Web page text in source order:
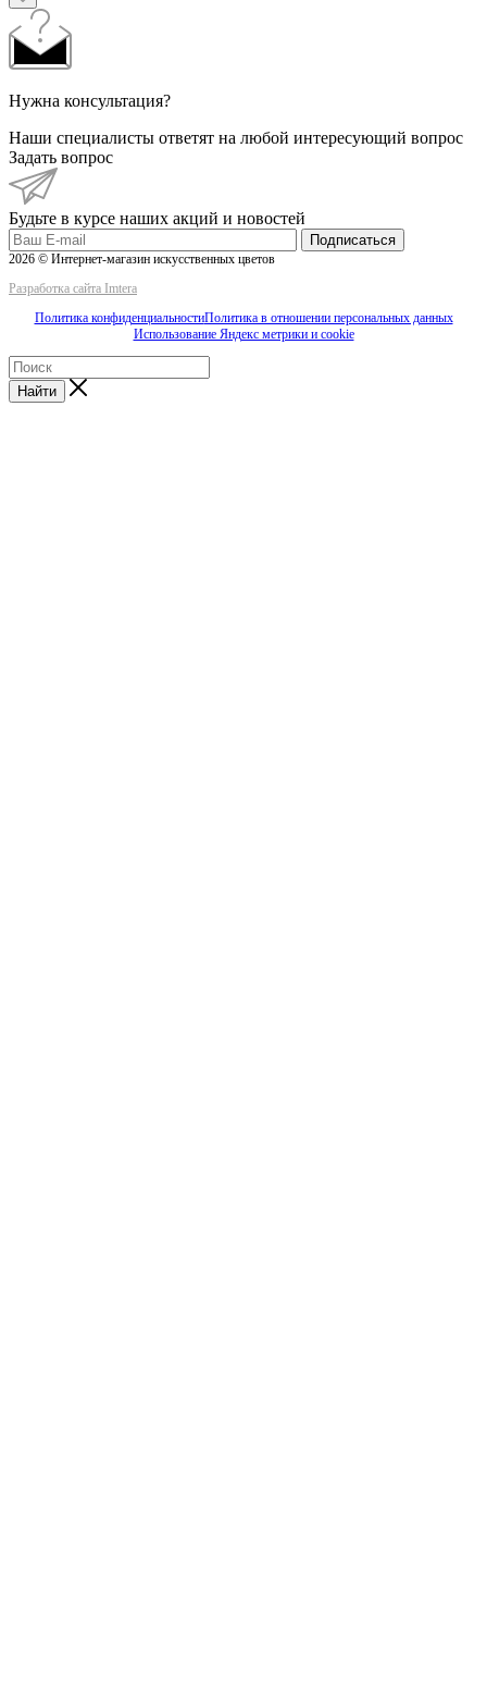
Нужна консультация?
Наши специалисты ответят на любой интересующий вопрос
Задать вопрос
Будьте в курсе наших акций и новостей
Подписаться
2026 © Интернет-магазин искусственных цветов
Разработка сайта Imtera
Политика конфиденциальностиПолитика в отношении персональных данных
Использование Яндекс метрики и cookie
Найти